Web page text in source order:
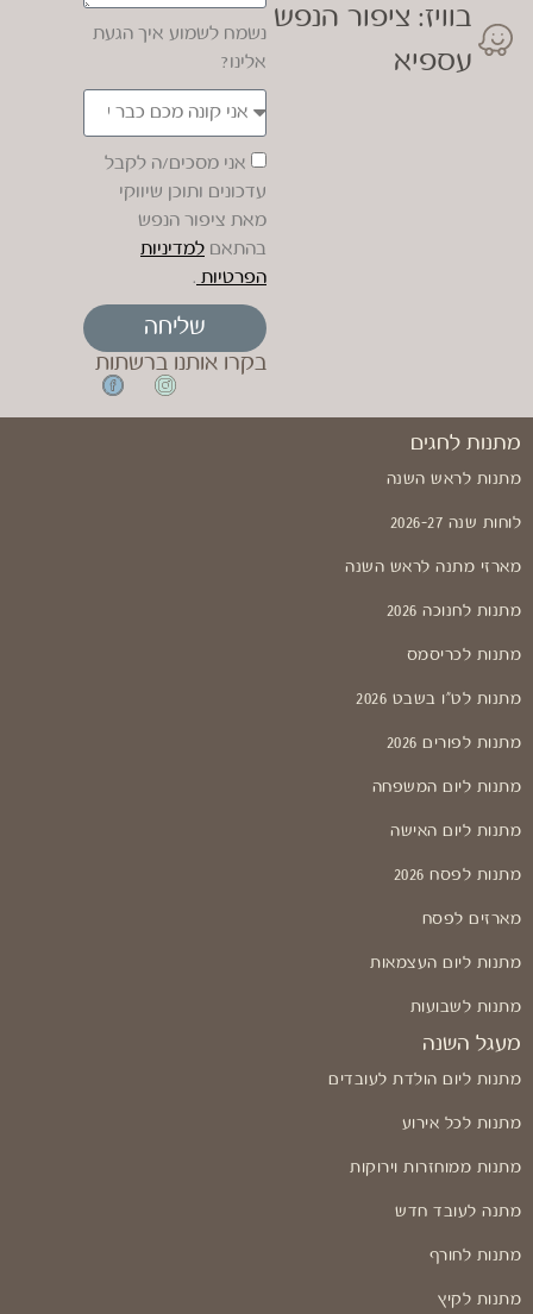
בוויז: ציפור הנפש
עספיא
נשמח לשמוע איך הגעת
אלינו?
אני מסכים/ה לקבל
עדכונים ותוכן שיווקי
מאת ציפור הנפש
בהתאם למדיניות
הפרטיות .
שליחה
בקרו אותנו ברשתות
מתנות לחגים
מתנות לראש השנה
לוחות שנה 2026-27
מארזי מתנה לראש השנה
מתנות לחנוכה 2026
מתנות לכריסמס
מתנות לט"ו בשבט 2026
מתנות לפורים 2026
מתנות ליום המשפחה
מתנות ליום האישה
מתנות לפסח 2026
מארזים לפסח
מתנות ליום העצמאות
מתנות לשבועות
מעגל השנה
מתנות ליום הולדת לעובדים
מתנות לכל אירוע
מתנות ממוחזרות וירוקות
מתנה לעובד חדש
מתנות לחורף
מתנות לקיץ